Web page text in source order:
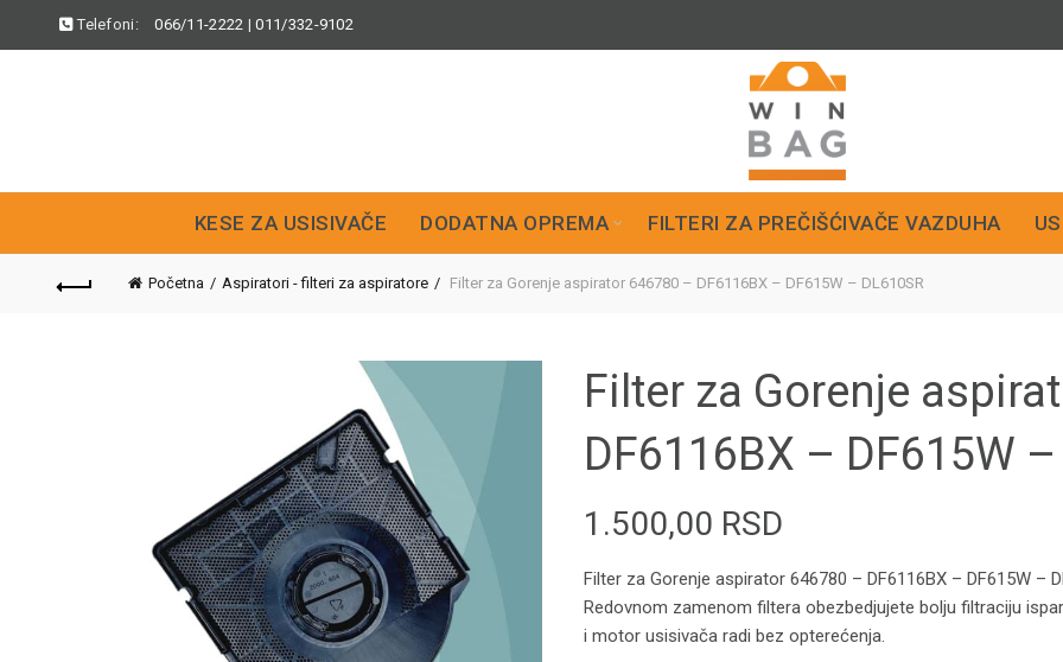
Telefoni: 066/11-2222 |011/332-9102
KESE ZA USISIVAČE DODATNA OPREMA FILTERI ZA PREČIŠĆIVAČE VAZDUHA
Početna Aspiratori - filteri za aspiratore Filter za Gorenje aspirator 646780 – DF6116BX – DF615W – DL610SR
Filter za Gorenje
DF6116BX – DF615W
1.500,00 RSD
Filter za Gorenje aspirator 646780 – DF6116BX – DF615W –
Redovnom zamenom filtera obezbedjujete bolju filtraciju
i motor usisivača radi bez opterećenja.